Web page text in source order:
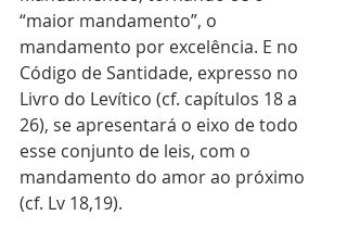
“maior mandamento”, o
mandamento por excelência. E no
Código de Santidade, expresso no
Livro do Levítico (cf. capítulos 18 a
26), se apresentará o eixo de todo
esse conjunto de leis, com o
mandamento do amor ao próximo
(cf. Lv 18,19).